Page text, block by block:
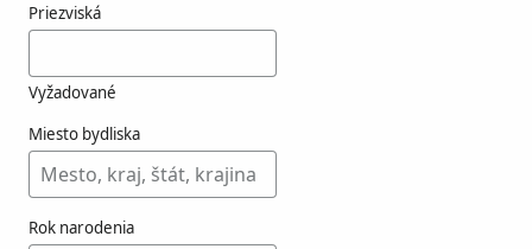
Priezviská
Vyžadované
Miesto bydliska
Rok narodenia